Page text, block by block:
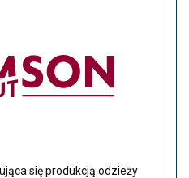
się produkcją odzieży